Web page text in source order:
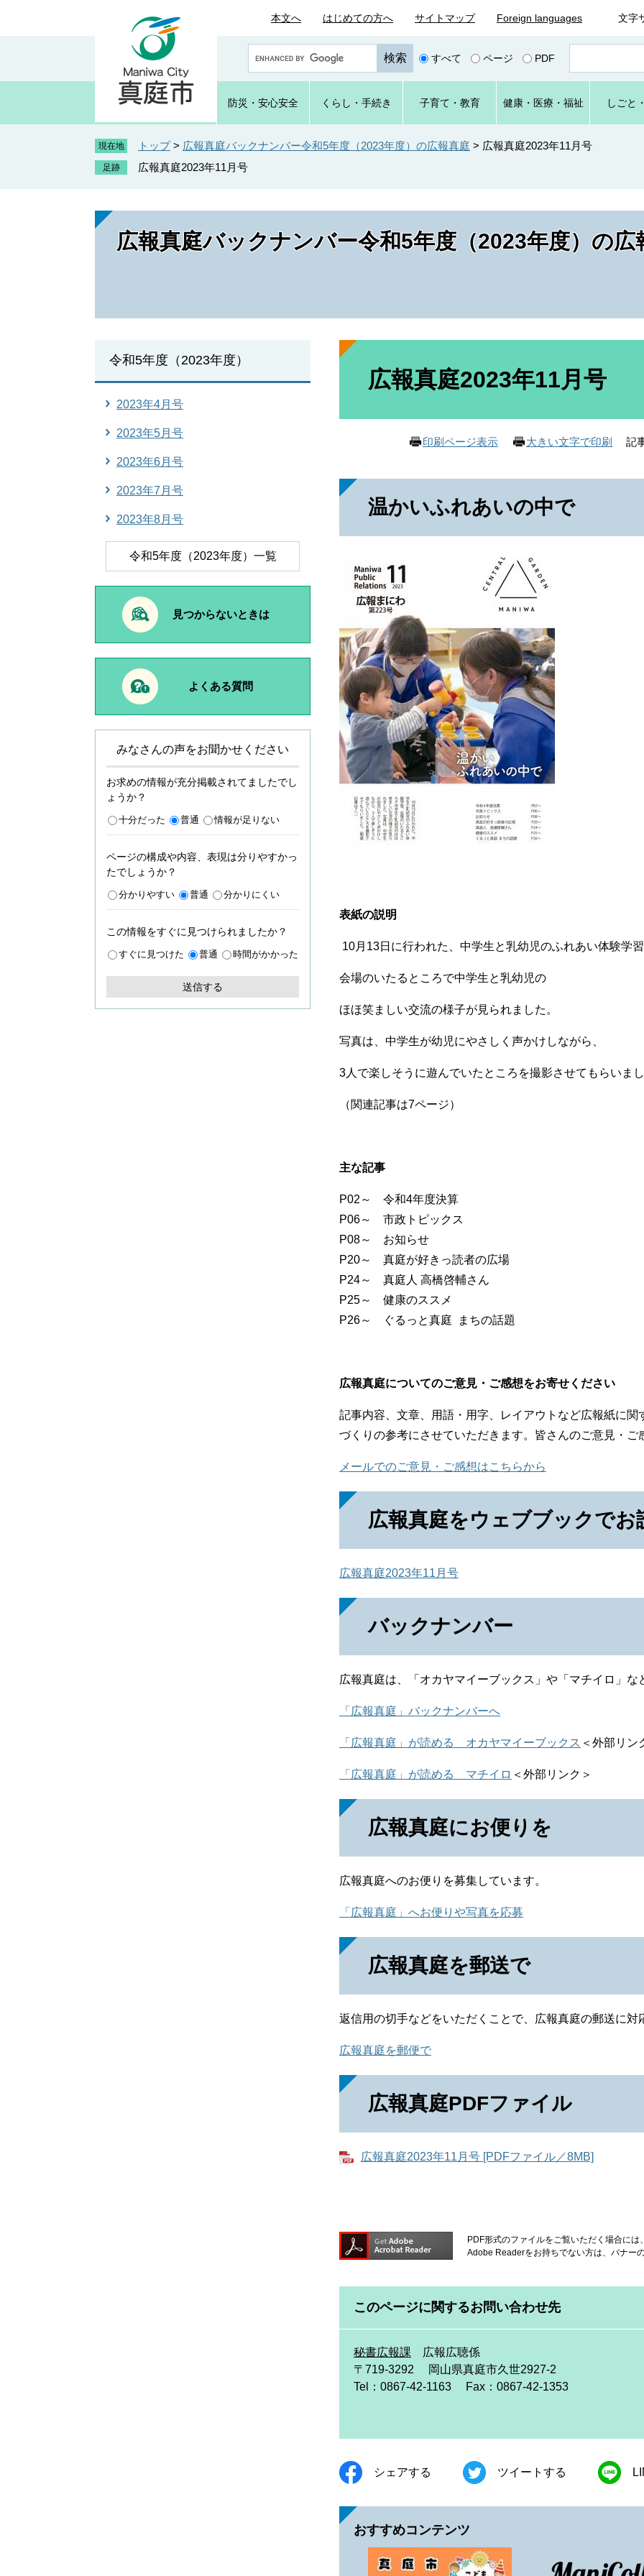
本文へ はじめての方へ サイトマップ Foreign languages 文字
o
e
カ
すべて ページ PDF
ジ
番
号
を
入
防災・ 安心安全 くらし ・手続き 子育て ・教育 健康・ 医療・ 福祉 しごと
現在地 トップ > 広報真庭バックナンバー令和5年度（2023年度）の広報真庭 > 広報真庭2023年11月号
広報真庭2023年11月号
広報真庭バックナンバー令和5年度（2023年度）の広
本
広報真庭2023年11月号
印刷ページ表示 大きい文字で印刷 記
温かいふれあいの中で
表紙の説明
10月13日に行われた、中学生と乳幼児のふれあい体験学
会場のいたるところで中学生と乳幼児の
ほほ笑ましい交流の様子が見られました。
写真は、中学生が幼児にやさしく声かけしながら、
3人で楽しそうに遊んでいたところを撮影させてもらいま
（関連記事は7ページ）
主な記事
P02～ 令和4年度決算
P06～ 市政トピックス
P08～ お知らせ
P20～ 真庭が好きっ読者の広場
P24～ 真庭人 高橋啓輔さん
P25～ 健康のススメ
P26～ ぐるっと真庭 まちの話題
広報真庭についてのご意見・ご感想をお寄せください
記事内容、文章、用語・用字、レイアウトなど広報紙に
づくりの参考にさせていただきます。皆さんのご意見・ご
メールでのご意見・ご感想はこちらから
広報真庭をウェブブックで
広報真庭2023年11月号
バックナンバー
広報真庭は、「オカヤマイーブックス」や「マチイロ」
「広報真庭」バックナンバーへ
「広報真庭」が読める オカヤマイーブックス ＜外部リン
「広報真庭」が読める マチイロ ＜外部リンク＞
広報真庭にお便りを
広報真庭へのお便りを募集しています。
「広報真庭」へお便りや写真を応募
広報真庭を郵送で
返信用の切手などをいただくことで、広報真庭の郵送に対
広報真庭を郵便で
広報真庭PDFファイル
広報真庭2023年11月号 [PDFファイル／8MB]
PDF形式のファイルをご覧いただく場合に
Adobe Readerをお持ちでない方は、バナー
このページに関するお問い合わせ先
秘書広報課
広報広聴係
〒719-3292
岡山県真庭市久世2927-2
Tel：0867-42-1163
Fax：0867-42-1353
シェアする ツイートする
おすすめコンテンツ
令和5年度（2023年度）
2023年4月号
2023年5月号
2023年6月号
2023年7月号
2023年8月号
令和5年度（2023年度）一覧
見つからないときは
よくある質問
みなさんの声をお聞かせください
お求めの情報が充分掲載されてましたでし
ょうか？
十分だった 普通 情報が足りない
ページの構成や内容、表現は分りやすかっ
たでしょうか？
分かりやすい 普通 分かりにくい
この情報をすぐに見つけられましたか？
すぐに見つけた 普通 時間がかかった